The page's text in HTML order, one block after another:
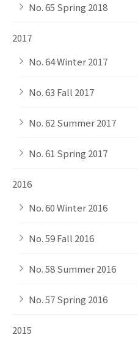
No. 65 Spring 2018
2017
No. 64 Winter 2017
No. 63 Fall 2017
No. 62 Summer 2017
No. 61 Spring 2017
2016
No. 60 Winter 2016
No. 59 Fall 2016
No. 58 Summer 2016
No. 57 Spring 2016
2015